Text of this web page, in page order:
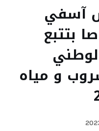
آسفي
بتتبع
و مياه